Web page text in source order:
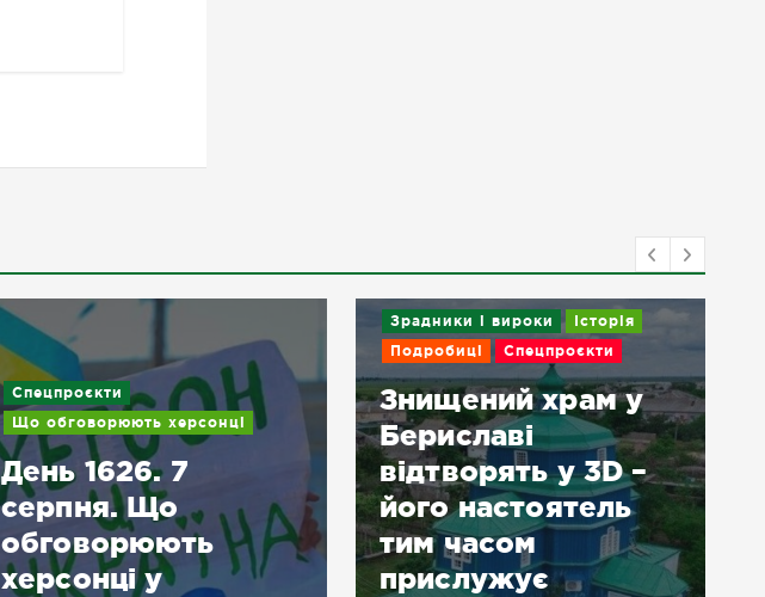
Спецпроєкти
Що обговорюють херсонці
День 1626. 7
серпня. Що
обговорюють
херсонці у
Зрадники і вироки
Історія
Подробиці
Спецпроєкти
Знищений храм у
Бериславі
відтворять у 3D –
його настоятель
тим часом
прислужує